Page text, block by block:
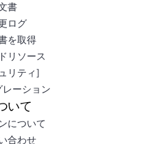
書
ログ
を取得
リソース
リティ]
レーション
いて
について
合わせ